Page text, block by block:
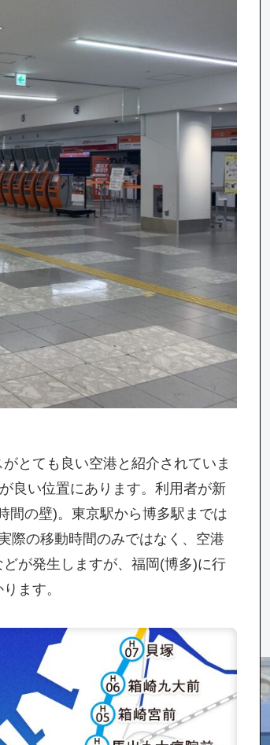
とても良い空港と紹介されていま
良い位置にあります。利用者が新
間の壁)。東京駅から博多駅までは
際の移動時間のみではなく、空港
が発生しますが、福岡(博多)に行
ます。